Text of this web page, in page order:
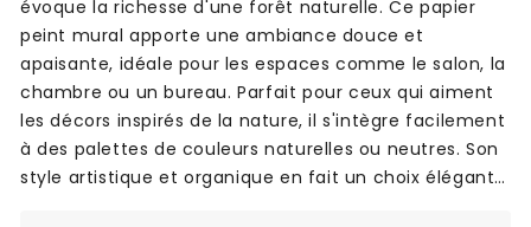
évoque la richesse d'une forêt naturelle. Ce papier
peint mural apporte une ambiance douce et
apaisante, idéale pour les espaces comme le salon, la
chambre ou un bureau. Parfait pour ceux qui aiment
les décors inspirés de la nature, il s'intègre facilement
à des palettes de couleurs naturelles ou neutres. Son
style artistique et organique en fait un choix élégant